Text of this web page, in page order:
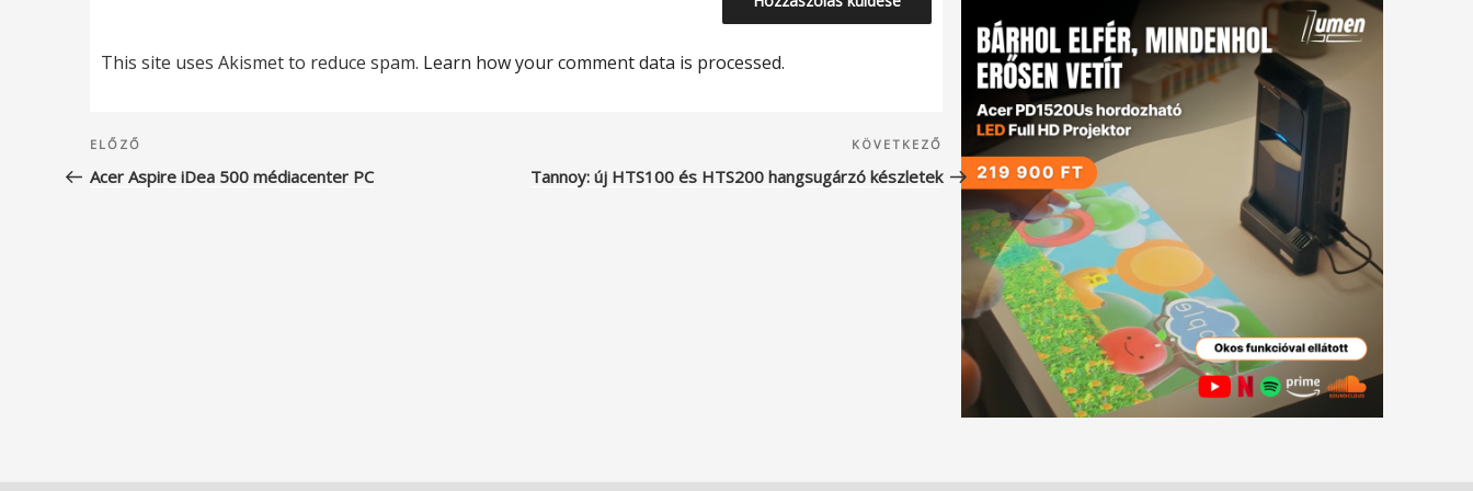
This site uses Akismet to reduce spam. Learn how your comment data is processed.
Bejegyzés
navigáció
Korábbi
bejegyzés
ELŐZŐ
Acer Aspire iDea 500 médiacenter PC
Következő
bejegyzés
KÖVETKEZŐ
Tannoy: új HTS100 és HTS200 hangsugárzó készletek